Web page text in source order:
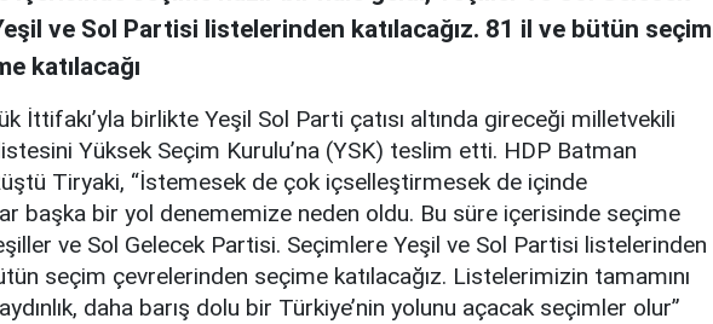
ve Sol Partisi listelerinden katılacağız. 81 il ve bütün seçim
katılacağı
İttifakı’yla birlikte Yeşil Sol Parti çatısı altında gireceği milletvekili
Yüksek Seçim Kurulu’na (YSK) teslim etti. HDP Batman
Tiryaki, “İstemesek de çok içselleştirmesek de içinde
başka bir yol denememize neden oldu. Bu süre içerisinde seçime
ve Sol Gelecek Partisi. Seçimlere Yeşil ve Sol Partisi listelerinden
seçim çevrelerinden seçime katılacağız. Listelerimizin tamamını
daha barış dolu bir Türkiye’nin yolunu açacak seçimler olur”